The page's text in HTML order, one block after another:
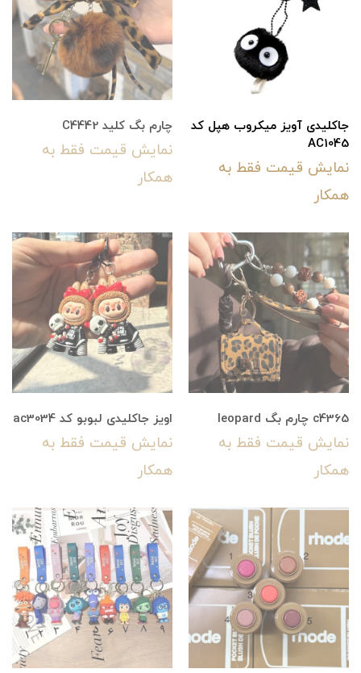
جاکلیدی آویز میکروب هپل کد
AC1045
نمایش قیمت فقط به
همکار
چارم بگ کلید C4442
نمایش قیمت فقط به
همکار
c4365 چارم بگ leopard
نمایش قیمت فقط به
همکار
اویز جاکلیدی لبوبو کد ac3034
نمایش قیمت فقط به
همکار